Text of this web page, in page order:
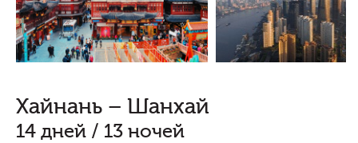
Хайнань – Шанхай
14 дней / 13 ночей